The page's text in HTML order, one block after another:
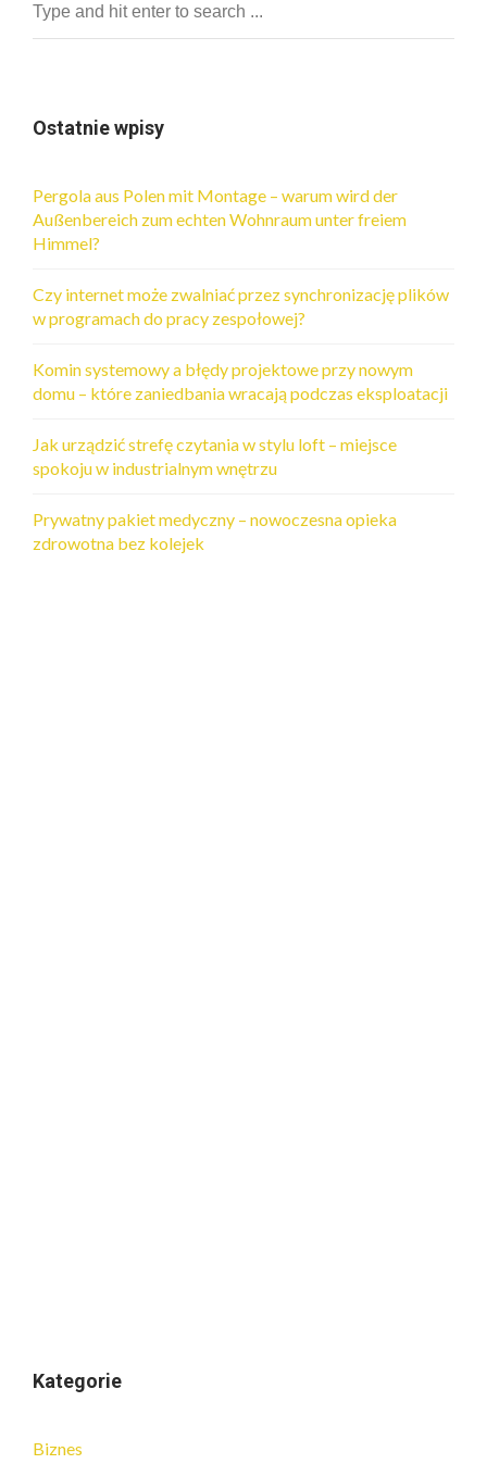
Ostatnie wpisy
Pergola aus Polen mit Montage – warum wird der
Außenbereich zum echten Wohnraum unter freiem
Himmel?
Czy internet może zwalniać przez synchronizację plików
w programach do pracy zespołowej?
Komin systemowy a błędy projektowe przy nowym
domu – które zaniedbania wracają podczas eksploatacji
Jak urządzić strefę czytania w stylu loft – miejsce
spokoju w industrialnym wnętrzu
Prywatny pakiet medyczny – nowoczesna opieka
zdrowotna bez kolejek
Kategorie
Biznes